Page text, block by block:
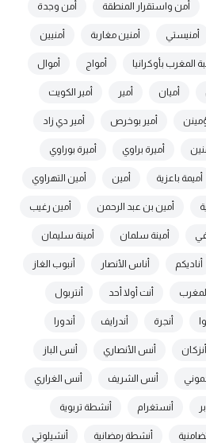
أمن واستقرار المنطقة أمن وجدة
أمنيستي أمنين مغاربة أمنيين
المغرب بأوكرانيا أمواج أموال
أميان أمير أمير الكويت
أمير بوخرص أمير دي زاد
أميرة براوي أميرة بوراوي
أميمة باعزية أمين أمين التهراوي
أمين بن عبد الرحمن أمين رغيب
أمينة سلمان أمينة سليمان
أناديكم أناس الأنصار أنبوب الغاز
أنت أولا أحد أنتربول
أنجرة أندرايف أندورا
أنزكان أنس الأنصاري أنس الباز
أنس الشريف أنس الغراري
أنستغرام أنشطة تربوية
أنشطة رمضانية أنشيلوتي